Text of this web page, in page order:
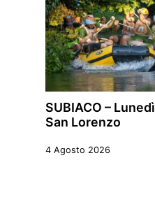
SUBIACO –
San Lorenzo
4 Agosto 2026